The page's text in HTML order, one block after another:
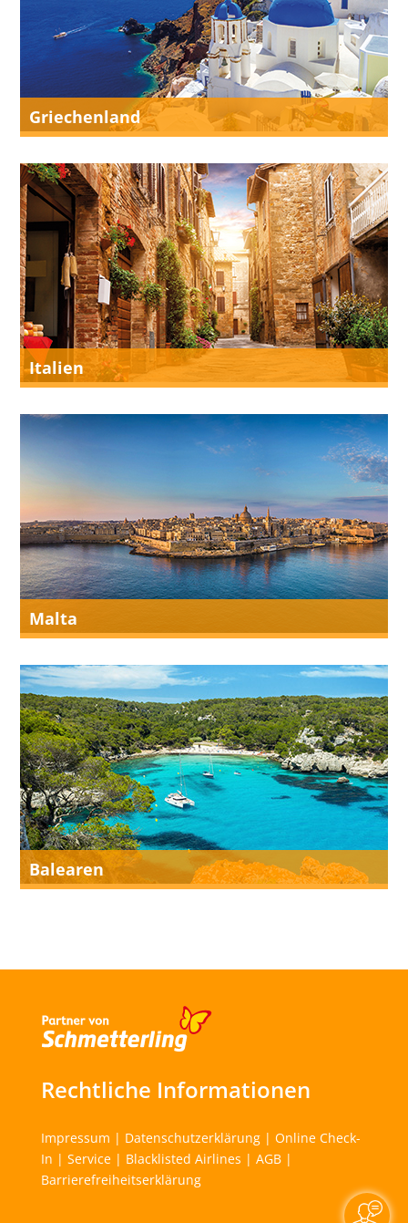
Griechenland
Italien
Malta
Balearen
Rechtliche Informationen
Impressum | Datenschutzerklärung| Online Check-
In | Service| Blacklisted Airlines | AGB|
Barrierefreiheitserklärung